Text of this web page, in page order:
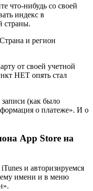
что-нибудь со своей
индекс в
страны.
и регион
от своей учетной
НЕТ опять стал
(как было
о платеже». И о
App Store на
и авторизируемся
имени и в меню